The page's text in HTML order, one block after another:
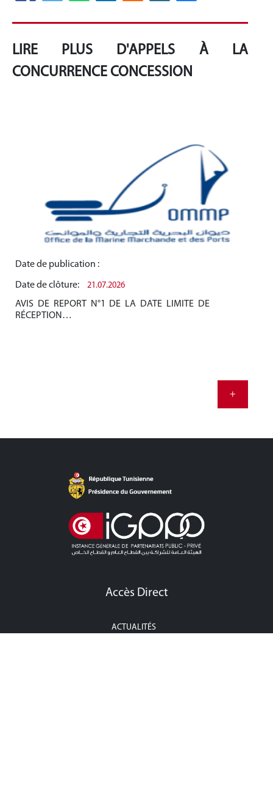
LIRE PLUS D'APPELS À LA
CONCURRENCE CONCESSION
Date de publication :
Date de clôture: 21.07.2026
AVIS DE REPORT N°1 DE LA DATE LIMITE DE
RÉCEPTION…
+
Accès Direct
ACTUALITÉS